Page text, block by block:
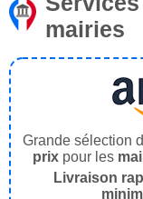
mairies
Grande sélection
prix pour les
Livraison